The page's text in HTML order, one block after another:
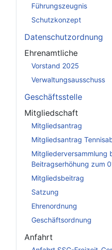
Führungszeugnis
Schutzkonzept
Datenschutzordnung
Ehrenamtliche
Vorstand 2025
Verwaltungsausschuss
Geschäftsstelle
Mitgliedschaft
Mitgliedsantrag
Mitgliedsantrag
Mitgliederversammlung
Beitragserhöhung zum
Mitgliedsbeitrag
Satzung
Ehrenordnung
Geschäftsordnung
Anfahrt